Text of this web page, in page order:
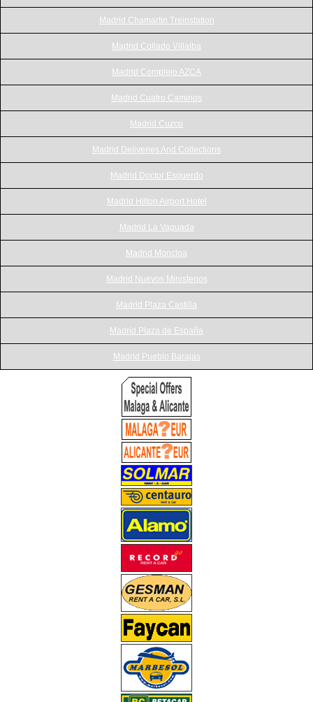
Madrid Chamartin Treinstation
Madrid Collado Villalba
Madrid Complejo AZCA
Madrid Cuatro Caminos
Madrid Cuzco
Madrid Deliveries And Collections
Madrid Doctor Esquerdo
Madrid Hilton Airport Hotel
Madrid La Vaguada
Madrid Moncloa
Madrid Nuevos Ministerios
Madrid Plaza Castilla
Madrid Plaza de España
Madrid Pueblo Barajas